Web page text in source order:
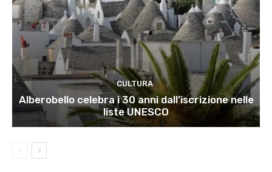
CULTURA
Alberobello celebra i 30 anni dall’iscrizione nelle
liste UNESCO